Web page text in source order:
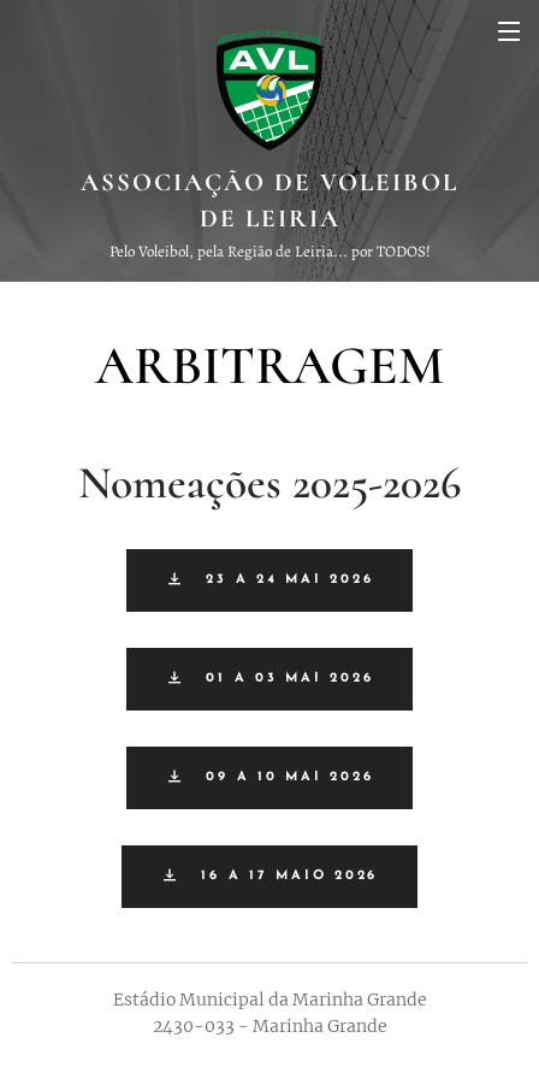
ASSOCIAÇÃO DE VOLEIBOL
DE LEIRIA
Pelo Voleibol, pela Região de Leiria... por TODOS!
ARBITRAGEM
Nomeações 2025-2026
23 A 24 MAI 2026
01 A 03 MAI 2026
09 A 10 MAI 2026
16 A 17 MAIO 2026
Estádio Municipal da Marinha Grande
2430-033 - Marinha Grande